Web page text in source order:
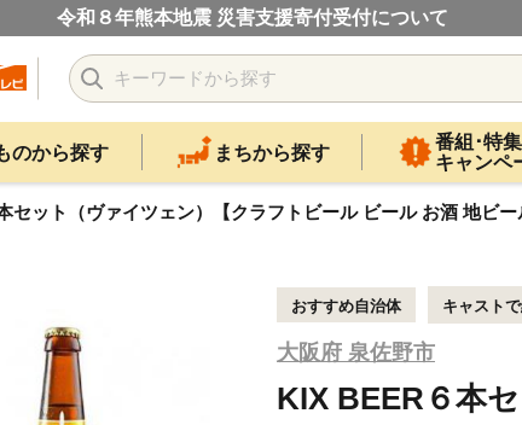
令和８年熊本地震 災害支援寄付受付について
のから探す まちから探す
番組･特集
キャンペ
セット（ヴァイツェン）【クラフトビール ビール お酒 地ビー
おすすめ自治体 キャスト
大阪府 泉佐野市
KIX BEER６本